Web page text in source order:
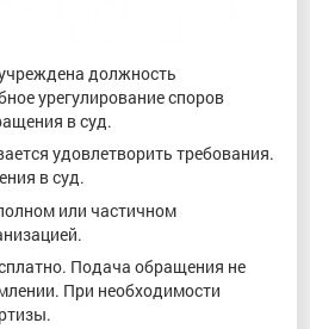
должность
урегулирование споров
в суд.
удовлетворить требования.
в суд.
или частичном
Подача обращения не
При необходимости